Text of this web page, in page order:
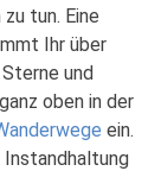
tun. Eine
Ihr über
und
oben in der
ein.
Instandhaltung